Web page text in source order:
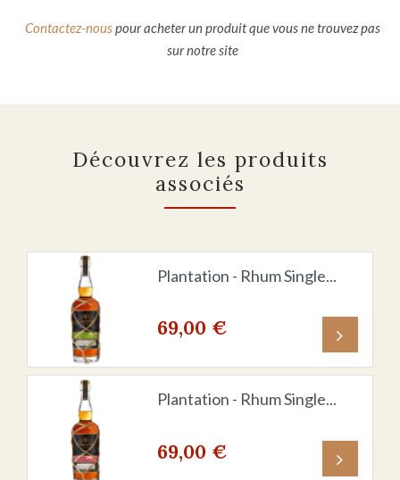
Contactez-nouspour acheter un produit que vous ne trouvez pas
sur notre site
Découvrez les produits
associés
Plantation - Rhum Single...
Prix
69,00 €
Plantation - Rhum Single...
Prix
69,00 €